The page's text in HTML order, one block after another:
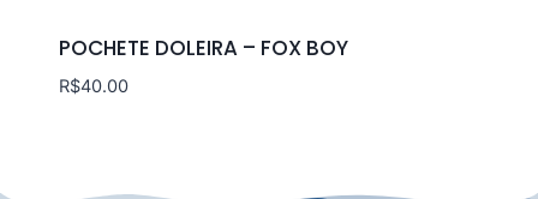
POCHETE DOLEIRA – FOX BOY
R$40.00